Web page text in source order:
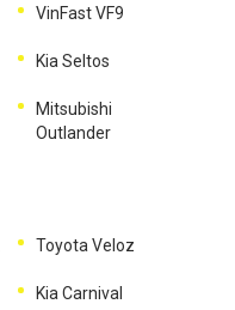
VinFast VF9
Kia Seltos
Mitsubishi
Outlander
Toyota Veloz
Kia Carnival